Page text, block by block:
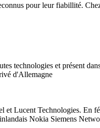
pour leur fiabillité.
technologies et présent
d'Allemagne
Lucent Technologies. En
Nokia Siemens